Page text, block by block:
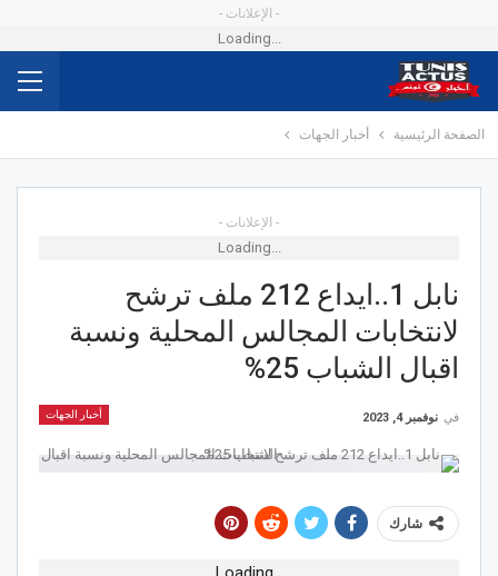
- الإعلانات -
Loading...
الصفحة الرئيسية أخبار الجهات
- الإعلانات -
Loading...
نابل 1..ايداع 212 ملف ترشح
لانتخابات المجالس المحلية ونسبة
اقبال الشباب 25%
أخبار الجهات في نوفمبر 4, 2023
شارك